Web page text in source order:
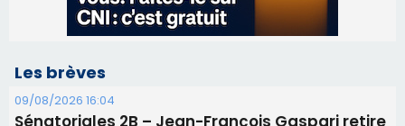
09/08/2026 11:04
Festa di l’Associi Curtinesi le 13 septembre
06/08/2026 15:57
Ucciani – Marché des producteurs à Cruculi le
11 août